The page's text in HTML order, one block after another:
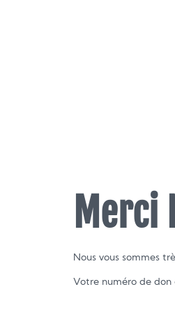
Merci
Nous vous sommes
Votre numéro de don